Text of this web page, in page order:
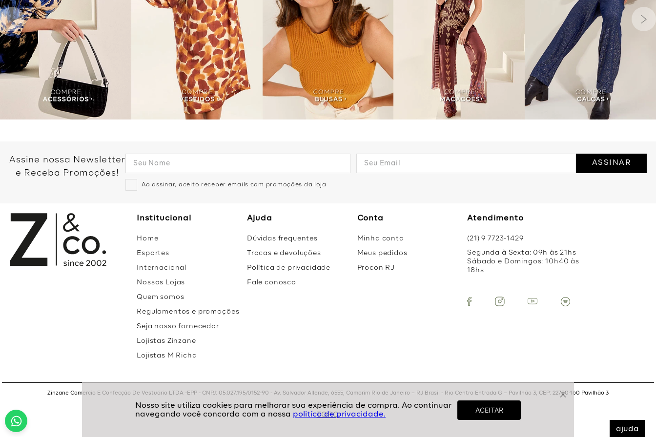
ajuda
politíca de privacidade.
Assine nossa Newsletter
e Receba Promoções!
Ao assinar, aceito receber emails com promoções da loja
ASSINAR
Institucional
Home
Esportes
Internacional
Nossas Lojas
Quem somos
Regulamentos e promoções
Seja nosso fornecedor
Lojistas Zinzane
Lojistas M Richa
Ajuda
Dúvidas frequentes
Trocas e devoluções
Política de privacidade
Fale conosco
Conta
Minha conta
Meus pedidos
Procon RJ
Atendimento
(21) 9 7723-1429
Segunda à Sexta: 09h às 21hs
Sábado e Domingos: 10h40 às
18hs
Zinzane Comercio E Confecção De Vestuário LTDA -EPP - CNPJ: 05.027.195/0152-90 - Av. Salvador Allende, 6555, Camorim Rio de Janeiro – RJ Brasil - Rio Centro Entrada G – Pavilhão 3, CEP: 22780-160 Pavilhão 3
TOPO